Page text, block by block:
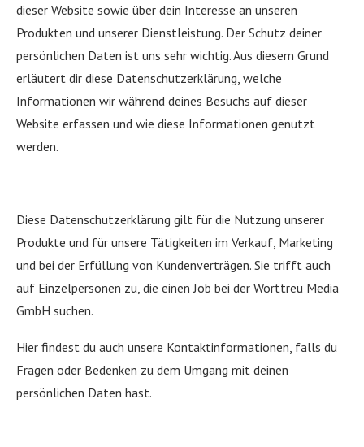
dieser Website sowie über dein Interesse an unseren
Produkten und unserer Dienstleistung. Der Schutz deiner
persönlichen Daten ist uns sehr wichtig. Aus diesem Grund
erläutert dir diese Datenschutzerklärung, welche
Informationen wir während deines Besuchs auf dieser
Website erfassen und wie diese Informationen genutzt
werden.
Diese Datenschutzerklärung gilt für die Nutzung unserer
Produkte und für unsere Tätigkeiten im Verkauf, Marketing
und bei der Erfüllung von Kundenverträgen. Sie trifft auch
auf Einzelpersonen zu, die einen Job bei der Worttreu Media
GmbH suchen.
Hier findest du auch unsere Kontaktinformationen, falls du
Fragen oder Bedenken zu dem Umgang mit deinen
persönlichen Daten hast.